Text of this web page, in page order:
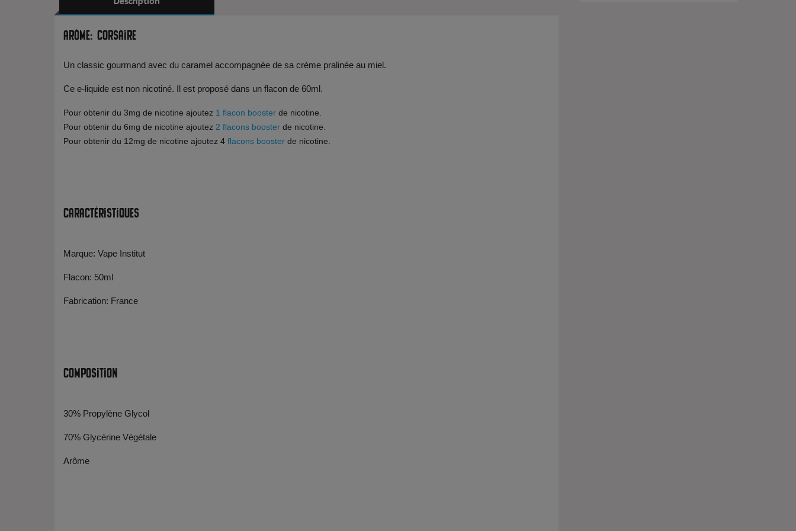
Description
Arôme: Corsaire
Un classic gourmand avec du caramel accompagnée de sa crème pralinée au miel.
Ce e-liquide est non nicotiné. Il est proposé dans un flacon de 60ml.
Pour obtenir du 3mg de nicotine ajoutez 1 flacon booster de nicotine.
Pour obtenir du 6mg de nicotine ajoutez 2 flacons booster de nicotine.
Pour obtenir du 12mg de nicotine ajoutez 4 flacons booster de nicotine.
Caractéristiques
Marque: Vape Institut
Flacon: 50ml
Fabrication: France
Composition
30% Propylène Glycol
70% Glycérine Végétale
Arôme